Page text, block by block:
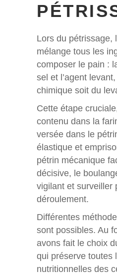
Lors du pétrissage,
mélange tous les
composer le pain :
sel et l’agent
chimique soit du
Cette étape
contenu dans la
versée dans le
élastique et
pétrin mécanique
décisive, le
vigilant et surveiller
déroulement.
Différentes
sont possibles. Au
avons fait le choix
qui préserve toutes
nutritionnelles des